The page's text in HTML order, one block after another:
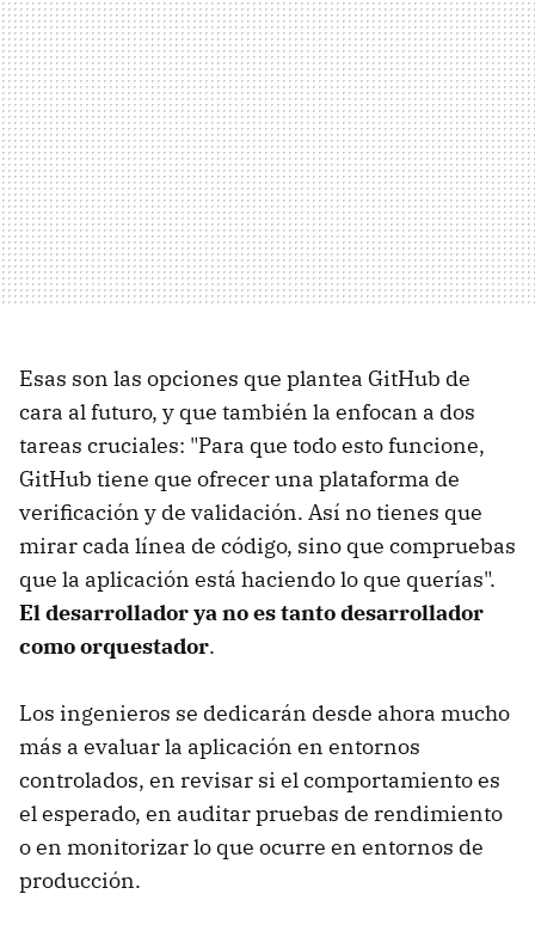
Esas son las opciones que plantea GitHub de
cara al futuro, y que también la enfocan a dos
tareas cruciales: "Para que todo esto funcione,
GitHub tiene que ofrecer una plataforma de
verificación y de validación. Así no tienes que
mirar cada línea de código, sino que compruebas
que la aplicación está haciendo lo que querías".
El desarrollador ya no es tanto desarrollador
como orquestador.
Los ingenieros se dedicarán desde ahora mucho
más a evaluar la aplicación en entornos
controlados, en revisar si el comportamiento es
el esperado, en auditar pruebas de rendimiento
o en monitorizar lo que ocurre en entornos de
producción.